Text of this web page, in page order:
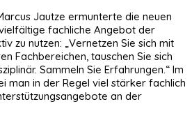
Jautze ermunterte die neuen
fachliche Angebot der
zu nutzen: „Vernetzen Sie sich mit
Fachbereichen, tauschen Sie sich
Sammeln Sie Erfahrungen.“ Im
man in der Regel viel stärker fachlich
an der